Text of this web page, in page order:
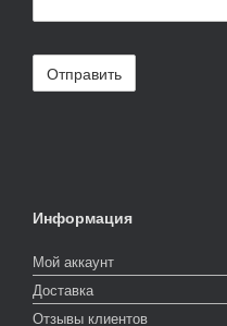
Информация
Мой аккаунт
Доставка
Отзывы клиентов